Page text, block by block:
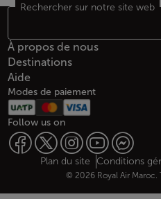
Bas de page
Rechercher sur notre site web
À propos de nous
Destinations
Aide
Modes de paiement
Follow us on
Web map links
Plan du site Conditions
© 2026 Royal Air Maroc.